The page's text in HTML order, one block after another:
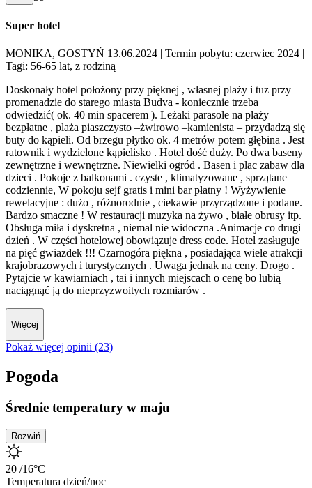
Super hotel
MONIKA, GOSTYŃ 13.06.2024 | Termin pobytu: czerwiec 2024 |
Tagi: 56-65 lat, z rodziną
Doskonały hotel położony przy pięknej , własnej plaży i tuz przy
promenadzie do starego miasta Budva - koniecznie trzeba
odwiedzić( ok. 40 min spacerem ). Leżaki parasole na plaży
bezpłatne , plaża piaszczysto –żwirowo –kamienista – przydadzą się
buty do kąpieli. Od brzegu płytko ok. 4 metrów potem głębina . Jest
ratownik i wydzielone kąpielisko . Hotel dość duży. Po dwa baseny
zewnętrzne i wewnętrzne. Niewielki ogród . Basen i plac zabaw dla
dzieci . Pokoje z balkonami . czyste , klimatyzowane , sprzątane
codziennie, W pokoju sejf gratis i mini bar płatny ! Wyżywienie
rewelacyjne : dużo , różnorodnie , ciekawie przyrządzone i podane.
Bardzo smaczne ! W restauracji muzyka na żywo , białe obrusy itp.
Obsługa miła i dyskretna , niemal nie widoczna .Animacje co drugi
dzień . W części hotelowej obowiązuje dress code. Hotel zasługuje
na pięć gwiazdek !!! Czarnogóra piękna , posiadająca wiele atrakcji
krajobrazowych i turystycznych . Uwaga jednak na ceny. Drogo .
Pytajcie w kawiarniach , tai i innych miejscach o cenę bo lubią
naciągnąć ją do nieprzyzwoitych rozmiarów .
Więcej
Pokaż więcej opinii (23)
Pogoda
Średnie temperatury w maju
Rozwiń
20 /16°C
Temperatura dzień/noc